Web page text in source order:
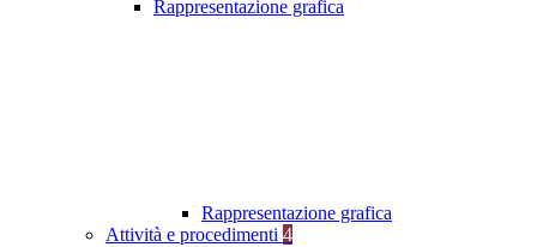
Rappresentazione grafica
Rappresentazione grafica
Attività e procedimenti 4